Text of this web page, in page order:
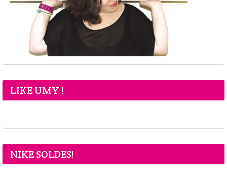
LIKE UMY !
NIKE SOLDES!